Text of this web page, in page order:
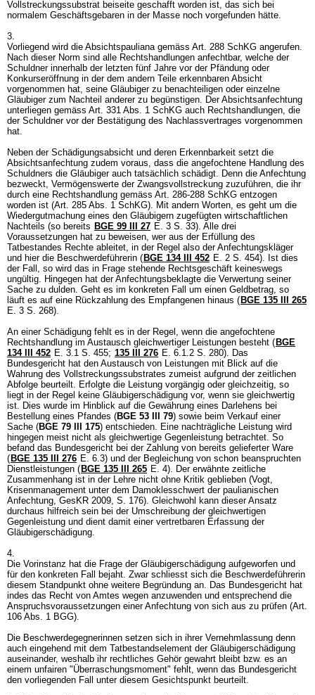
Vollstreckungssubstrat beiseite geschafft worden ist, das sich bei
normalem Geschäftsgebaren in der Masse noch vorgefunden hätte.
3.
Vorliegend wird die Absichtspauliana gemäss Art. 288 SchKG angerufen.
Nach dieser Norm sind alle Rechtshandlungen anfechtbar, welche der
Schuldner innerhalb der letzten fünf Jahre vor der Pfändung oder
Konkurseröffnung in der dem andern Teile erkennbaren Absicht
vorgenommen hat, seine Gläubiger zu benachteiligen oder einzelne
Gläubiger zum Nachteil anderer zu begünstigen. Der Absichtsanfechtung
unterliegen gemäss Art. 331 Abs. 1 SchKG auch Rechtshandlungen, die
der Schuldner vor der Bestätigung des Nachlassvertrages vorgenommen
hat.
Neben der Schädigungsabsicht und deren Erkennbarkeit setzt die
Absichtsanfechtung zudem voraus, dass die angefochtene Handlung des
Schuldners die Gläubiger auch tatsächlich schädigt. Denn die Anfechtung
bezweckt, Vermögenswerte der Zwangsvollstreckung zuzuführen, die ihr
durch eine Rechtshandlung gemäss Art. 286-288 SchKG entzogen
worden ist (Art. 285 Abs. 1 SchKG). Mit andern Worten, es geht um die
Wiedergutmachung eines den Gläubigern zugefügten wirtschaftlichen
Nachteils (so bereits BGE 99 III 27 E. 3 S. 33). Alle drei
Voraussetzungen hat zu beweisen, wer aus der Erfüllung des
Tatbestandes Rechte ableitet, in der Regel also der Anfechtungskläger
und hier die Beschwerdeführerin ( BGE 134 III 452 E. 2 S. 454). Ist dies
der Fall, so wird das in Frage stehende Rechtsgeschäft keineswegs
ungültig. Hingegen hat der Anfechtungsbeklagte die Verwertung seiner
Sache zu dulden. Geht es im konkreten Fall um einen Geldbetrag, so
läuft es auf eine Rückzahlung des Empfangenen hinaus ( BGE 135 III 265
E. 3 S. 268).
An einer Schädigung fehlt es in der Regel, wenn die angefochtene
Rechtshandlung im Austausch gleichwertiger Leistungen besteht ( BGE
134 III 452 E. 3.1 S. 455; 135 III 276 E. 6.1.2 S. 280). Das
Bundesgericht hat den Austausch von Leistungen mit Blick auf die
Wahrung des Vollstreckungssubstrates zumeist aufgrund der zeitlichen
Abfolge beurteilt. Erfolgte die Leistung vorgängig oder gleichzeitig, so
liegt in der Regel keine Gläubigerschädigung vor, wenn sie gleichwertig
ist. Dies wurde im Hinblick auf die Gewährung eines Darlehens bei
Bestellung eines Pfandes (BGE 53 III 79) sowie beim Verkauf einer
Sache (BGE 79 III 175) entschieden. Eine nachträgliche Leistung wird
hingegen meist nicht als gleichwertige Gegenleistung betrachtet. So
befand das Bundesgericht bei der Zahlung von bereits gelieferter Ware
( BGE 135 III 276 E. 6.3) und der Begleichung von schon beanspruchten
Dienstleistungen ( BGE 135 III 265 E. 4). Der erwähnte zeitliche
Zusammenhang ist in der Lehre nicht ohne Kritik geblieben (Vogt,
Krisenmanagement unter dem Damoklesschwert der paulianischen
Anfechtung, GesKR 2009, S. 176). Gleichwohl kann dieser Ansatz
durchaus hilfreich sein bei der Umschreibung der gleichwertigen
Gegenleistung und dient damit einer vertretbaren Erfassung der
Gläubigerschädigung.
4.
Die Vorinstanz hat die Frage der Gläubigerschädigung aufgeworfen und
für den konkreten Fall bejaht. Zwar schliesst sich die Beschwerdeführerin
diesem Standpunkt ohne weitere Begründung an. Das Bundesgericht hat
indes das Recht von Amtes wegen anzuwenden und entsprechend die
Anspruchsvoraussetzungen einer Anfechtung von sich aus zu prüfen (Art.
106 Abs. 1 BGG).
Die Beschwerdegegnerinnen setzen sich in ihrer Vernehmlassung denn
auch eingehend mit dem Tatbestandselement der Gläubigerschädigung
auseinander, weshalb ihr rechtliches Gehör gewahrt bleibt bzw. es an
einem unfairen "Überraschungsmoment" fehlt, wenn das Bundesgericht
den vorliegenden Fall unter diesem Gesichtspunkt beurteilt.